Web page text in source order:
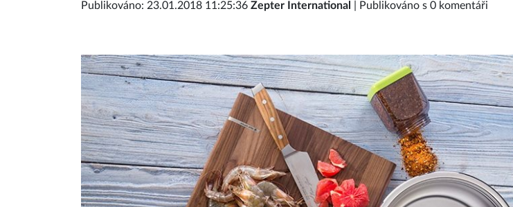
Publikováno: 23.01.2018 11:25:36 Zepter International | Publikováno s 0 komentáři